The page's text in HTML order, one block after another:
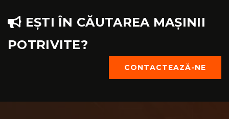
EȘTI ÎN CĂUTAREA MAȘINII
POTRIVITE?
CONTACTEAZĂ-NE